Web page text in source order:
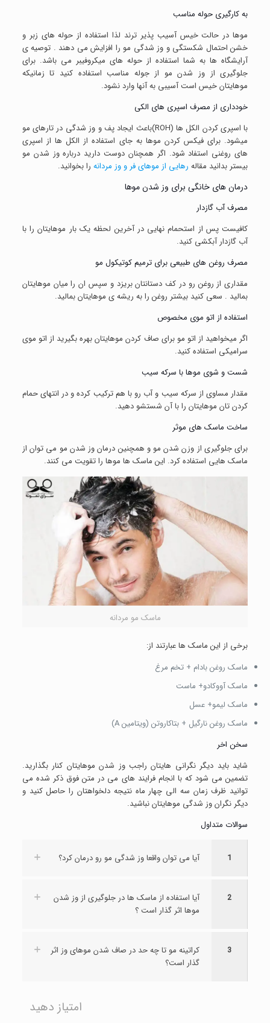
به کارگیری حوله مناسب
موها در حالت خیس آسیب پذیر ترند لذا استفاده از حوله های زبر و
خشن احتمال شکستگی و وز شدگی مو را افزایش می دهند . توصیه ی
آرایشگاه ها به شما استفاده از حوله های میکروفیبر می باشد. برای
جلوگیری از وز شدن مو از جوله مناسب استفاده کنید تا زمانیکه
موهایتان خیس است آسیبی به آنها وارد نشود.
خودداری از مصرف اسپری های الکی
با اسپری کردن الکل ها (ROH)باعث ایجاد پف و وز شدگی در تارهای مو
میشود. برای فیکس کردن موها به جای استفاده از الکل ها از اسپری
های روغنی استفاد شود. اگر همچنان دوست دارید درباره وز شدن مو
بیستر بدانید مقاله رهایی از موهای فر و وز مردانهرا بخوانید.
درمان های خانگی برای وز شدن موها
مصرف آب گازدار
کافیست پس از استحمام نهایی در آخرین لحظه یک بار موهایتان را با
آب گازدار آبکشی کنید.
مصرف روغن های طبیعی برای ترمیم کوتیکول مو
مقداری از روغن رو در کف دستانتان بریزد و سپس ان را میان موهایتان
بمالید . سعی کنید بیشتر روغن را به ریشه ی موهایتان بمالید.
استفاده از اتو موی مخصوص
اگر میخواهید از اتو مو برای صاف کردن موهایتان بهره بگیرید از اتو موی
سرامیکی استفاده کنید.
شست و شوی موها با سرکه سیب
مقدار مساوی از سرکه سیب و آب رو با هم ترکیب کرده و در انتهای حمام
کردن تان موهایتان را با آن شستشو دهید.
ساخت ماسک های موثر
برای جلوگیری از وزن شدن مو و همچنین درمان وز شدن مو می توان از
ماسک هایی استفاده کرد. این ماسک ها موها را تقویت می کنند.
ماسک مو مردانه
برخی از این ماسک ها عبارتند از:
ماسک روغن بادام + تخم مرغ
ماسک آووکادو+ ماست
ماسک لیمو+ عسل
ماسک روغن نارگیل + بتاکاروتن (ویتامین A)
سخن اخر
شاید باید دیگر نگرانی هایتان راجب وز شدن موهایتان کنار بگذارید.
تضمین می شود که با انجام فرایند های می در متن فوق ذکر شده می
توانید ظرف زمان سه الی چهار ماه نتیجه دلخواهتان را حاصل کنید و
دیگر نگران وز شدگی موهایتان نباشید.
سوالات متداول
1 آیا می توان واقعا وز شدگی مو رو درمان کرد؟
2
آیا استفاده از ماسک ها در جلوگیری از وز شدن
موها اثر گذار است ؟
3
کراتینه مو تا چه حد در صاف شدن موهای وز اثر
گذار است؟
امتیاز دهید